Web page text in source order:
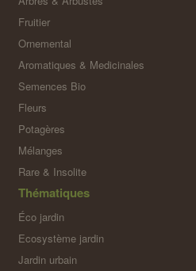
Fruitier
Ornemental
Aromatiques & Medicinales
Semences Bio
Fleurs
Potagères
Mélanges
Rare & Insolite
Thématiques
Éco jardin
Ecosystème jardin
Jardin urbain